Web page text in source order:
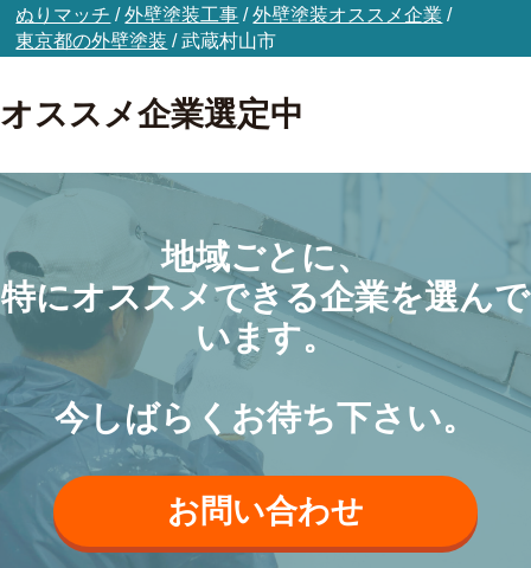
ぬりマッチ /外壁塗装工事 /外壁塗装オススメ企業 /
東京都の外壁塗装 /武蔵村山市
オススメ企業選定中
地域ごとに、
特にオススメできる企業を選んで
います。
今しばらくお待ち下さい。
お問い合わせ